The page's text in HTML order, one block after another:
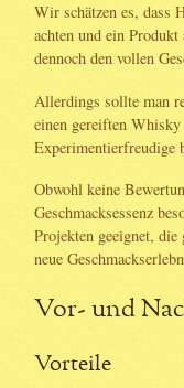
Wir schätzen es, dass
achten und ein
dennoch den vollen
Allerdings sollte man
einen gereiften
Experimentierfreudige
Obwohl keine
Geschmacksessenz
Projekten geeignet,
neue
Vor- und
Vorteile